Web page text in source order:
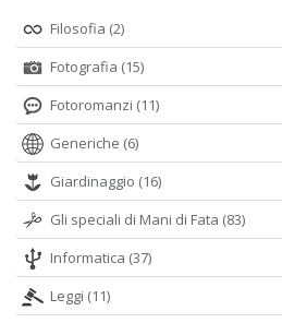
Filosofia (2)
Fotografia (15)
Fotoromanzi (11)
Generiche (6)
Giardinaggio (16)
Gli speciali di Mani di Fata (83)
Informatica (37)
Leggi (11)